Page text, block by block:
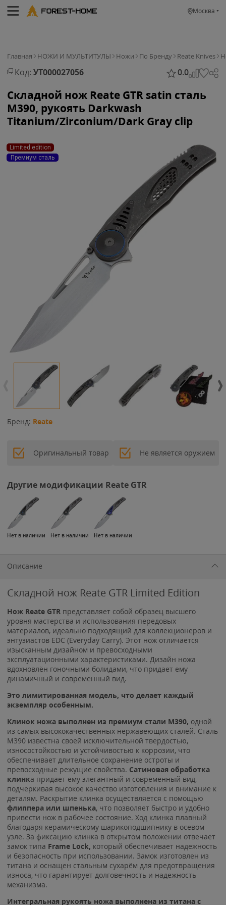
Москва
Главная НОЖИ И МУЛЬТИТУЛЫ Ножи По Бренду Reate Knives
Код: УТ000027056 0.0
Складной нож Reate GTR satin сталь
M390, рукоять Darkwash
Titanium/Zirconium/Dark Gray clip
Limited edition
Премиум сталь
Бренд: Reate
Оригинальный товар Не является оружием
Другие модификации Reate GTR
Нет в наличии Нет в наличии Нет в наличии
Описание
Cкладной нож Reate GTR Limited Edition
Нож Reate GTR представляет собой образец высшего
уровня мастерства и использования передовых
материалов, идеально подходящий для коллекционеров и
энтузиастов EDC (Everyday Carry). Этот нож отличается
изысканным дизайном и превосходными
эксплуатационными характеристиками. Дизайн ножа
вдохновлён гоночными болидами, что придает ему
динамичный и современный вид.
Это лимитированная модель, что делает каждый
экземпляр особенным.
Клинок ножа выполнен из премиум стали M390, одной
из самых высококачественных нержавеющих сталей. Сталь
M390 известна своей исключительной твердостью,
износостойкостью и устойчивостью к коррозии, что
обеспечивает длительное сохранение остроты и
превосходные режущие свойства. Сатиновая обработка
клинка придает ему элегантный и современный вид,
подчеркивая высокое качество изготовления и внимание к
деталям. Раскрытие клинка осуществляется с помощью
флиппера или шпенька, что позволяет быстро и удобно
привести нож в рабочее состояние. Ход клинка плавный
благодаря керамическому шарикоподшипнику в осевом
узле. За фиксацию клинка в открытом положении отвечает
замок типа Frame Lock, который обеспечивает надежность
и безопасность при использовании. Замок изготовлен из
титана и оснащен стальным сухарём для предотвращения
износа, что гарантирует долговечность и надежность
механизма.
Интегральная рукоять ножа выполнена из титана с